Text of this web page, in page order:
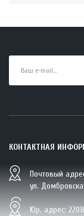
BIO
КОНТАКТНАЯ
Почтовый
ул.
Юр. адрес: